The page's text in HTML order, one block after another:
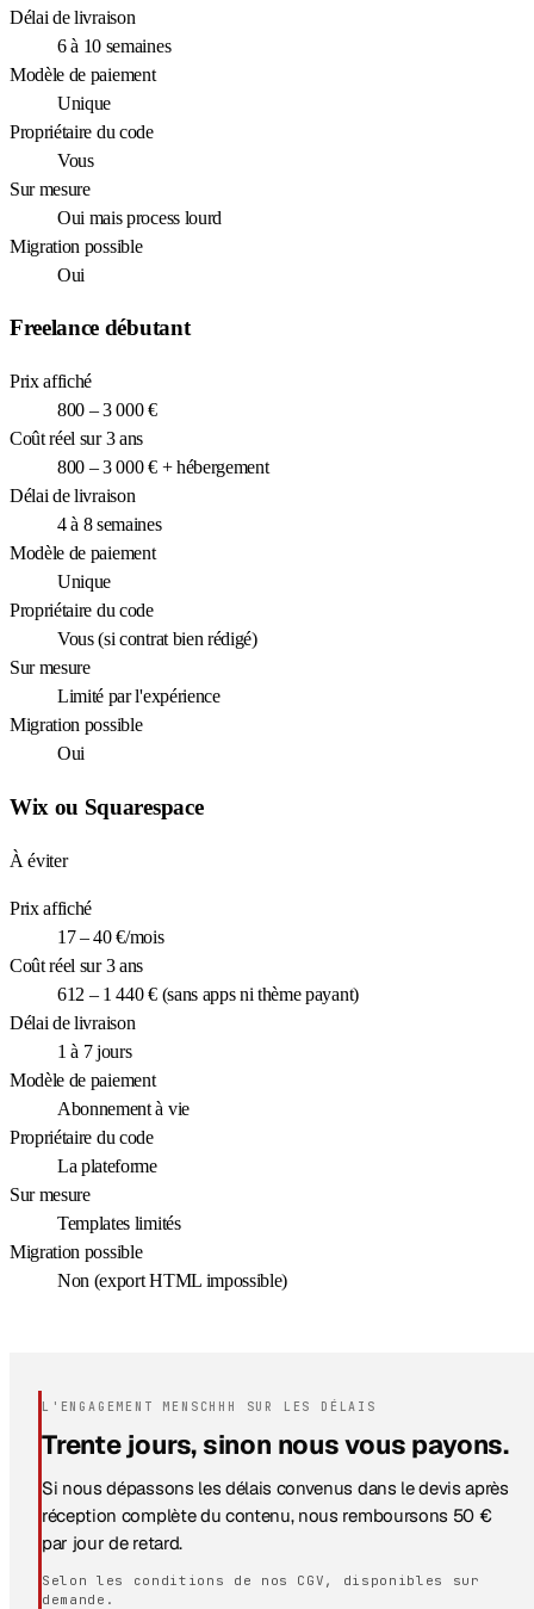
Délai de livraison
6 à 10 semaines
Modèle de paiement
Unique
Propriétaire du code
Vous
Sur mesure
Oui mais process lourd
Migration possible
Oui
Freelance débutant
Prix affiché
800 – 3 000 €
Coût réel sur 3 ans
800 – 3 000 € + hébergement
Délai de livraison
4 à 8 semaines
Modèle de paiement
Unique
Propriétaire du code
Vous (si contrat bien rédigé)
Sur mesure
Limité par l'expérience
Migration possible
Oui
Wix ou Squarespace
À éviter
Prix affiché
17 – 40 €/mois
Coût réel sur 3 ans
612 – 1 440 € (sans apps ni thème payant)
Délai de livraison
1 à 7 jours
Modèle de paiement
Abonnement à vie
Propriétaire du code
La plateforme
Sur mesure
Templates limités
Migration possible
Non (export HTML impossible)
L'ENGAGEMENT MENSCHHH SUR LES DÉLAIS
Trente jours, sinon nous vous payons.
Si nous dépassons les délais convenus dans le devis après
réception complète du contenu, nous remboursons 50 €
par jour de retard.
Selon les conditions de nos CGV, disponibles sur
demande.